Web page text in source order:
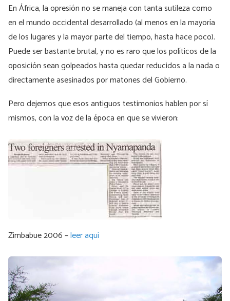
En África, la opresión no se maneja con tanta sutileza como
en el mundo occidental desarrollado (al menos en la mayoría
de los lugares y la mayor parte del tiempo, hasta hace poco).
Puede ser bastante brutal, y no es raro que los políticos de la
oposición sean golpeados hasta quedar reducidos a la nada o
directamente asesinados por matones del Gobierno.
Pero dejemos que esos antiguos testimonios hablen por sí
mismos, con la voz de la época en que se vivieron:
Zimbabue 2006 –leer aquí